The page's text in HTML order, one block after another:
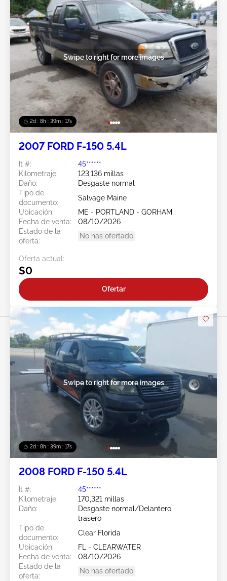
2d : 8h : 39m : 15s
Swipe to right for more images
2007 FORD F-150 5.4L
Ít #:
45******
Kilometraje:
123,136 millas
Daño:
Desgaste normal
Tipo de
documento:
Salvage Maine
Ubicación:
ME - PORTLAND - GORHAM
Fecha de venta:
08/10/2026
Estado de la
oferta:
No has ofertado
Oferta actual:
$0
Ofertar
2d : 8h : 39m : 15s
Swipe to right for more images
2008 FORD F-150 5.4L
Ít #:
45******
Kilometraje:
170,321 millas
Daño:
Desgaste normal/Delantero
trasero
Tipo de
documento:
Clear Florida
Ubicación:
FL - CLEARWATER
Fecha de venta:
08/10/2026
Estado de la
oferta:
No has ofertado